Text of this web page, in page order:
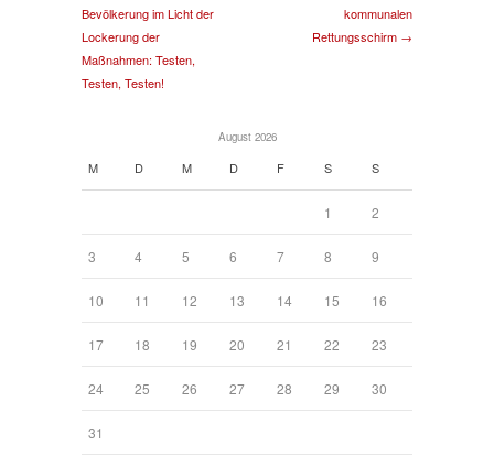
Bevölkerung im Licht der
Lockerung der
Maßnahmen: Testen,
Testen, Testen!
kommunalen
Rettungsschirm →
August 2026
M D M D F S S
1 2
3 4 5 6 7 8 9
10 11 12 13 14 15 16
17 18 19 20 21 22 23
24 25 26 27 28 29 30
31